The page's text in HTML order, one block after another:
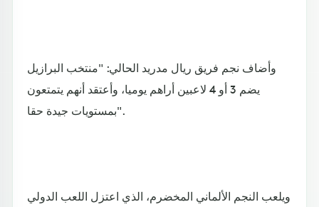
وأضاف نجم فريق ريال مدريد الحالي: "منتخب البرازيل
يضم 3 أو 4 لاعبين أراهم يوميا، وأعتقد أنهم يتمتعون
بمستويات جيدة حقا".
ويلعب النجم الألماني المخضرم، الذي اعتزل اللعب الدولي